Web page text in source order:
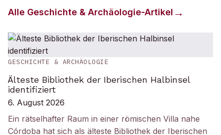
Alle Geschichte & Archäologie-Artikel
GESCHICHTE & ARCHÄOLOGIE
Älteste Bibliothek der Iberischen Halbinsel
identifiziert
6. August 2026
Ein rätselhafter Raum in einer römischen Villa nahe
Córdoba hat sich als älteste Bibliothek der Iberischen